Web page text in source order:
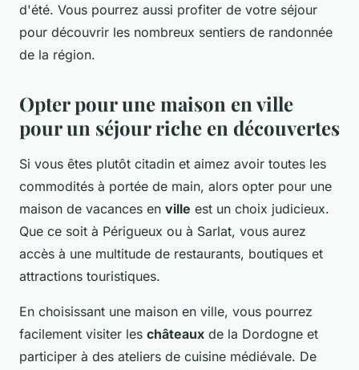
d'été. Vous pourrez aussi profiter de votre séjour
pour découvrir les nombreux sentiers de randonnée
de la région.
Opter pour une maison en ville
pour un séjour riche en découvertes
Si vous êtes plutôt citadin et aimez avoir toutes les
commodités à portée de main, alors opter pour une
maison de vacances en ville est un choix judicieux.
Que ce soit à Périgueux ou à Sarlat, vous aurez
accès à une multitude de restaurants, boutiques et
attractions touristiques.
En choisissant une maison en ville, vous pourrez
facilement visiter les châteaux de la Dordogne et
participer à des ateliers de cuisine médiévale. De